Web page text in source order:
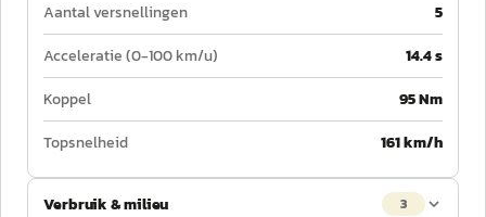
Aantal versnellingen
5
Acceleratie (0-100 km/u)
14.4 s
Koppel
95 Nm
Topsnelheid
161 km/h
Verbruik & milieu 3